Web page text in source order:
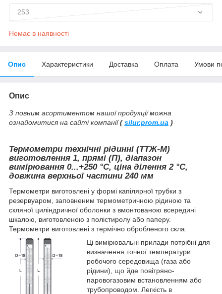
253
Немає в наявності
Опис Характеристики Доставка Оплата Умови
Опис
З повним асортиментом нашої продукції можна
ознайомитися на сайті компанії(silur.prom.ua )
Термометри технічні рідинні (ТТЖ-М)
виготовлення 1, прямі (П), діапазон
вимірювання 0...+250 °С, ціна ділення 2 °C,
довжина верхньої частини 240 мм
Термометри виготовлені у формі капілярної трубки з
резервуаром, заповненим термометричною рідиною та
скляної циліндричної оболонки з вмонтованою всередині
шкалою, виготовленою з полістиролу або паперу.
Термометри виготовлені з термічно обробленого скла.
Ці вимірювальні прилади потрібні для
визначення точної температури
робочого середовища (газа або
рідини), що йде повітряно-
паровогазовим встановленням або
трубопроводом. Легкість в